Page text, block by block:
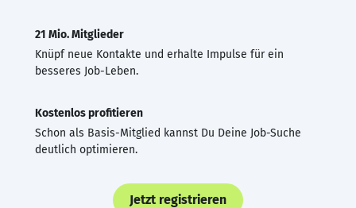
21 Mio. Mitglieder
Knüpf neue Kontakte und erhalte Impulse für ein
besseres Job-Leben.
Kostenlos profitieren
Schon als Basis-Mitglied kannst Du Deine Job-Suche
deutlich optimieren.
Jetzt registrieren